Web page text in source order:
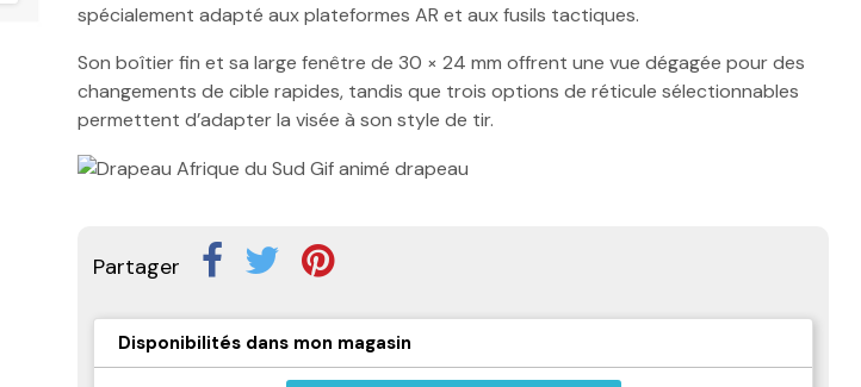
spécialement adapté aux plateformes AR et aux fusils tactiques.
Son boîtier fin et sa large fenêtre de 30 × 24 mm offrent une vue dégagée pour des
changements de cible rapides, tandis que trois options de réticule sélectionnables
permettent d’adapter la visée à son style de tir.
Partager
Disponibilités dans mon magasin